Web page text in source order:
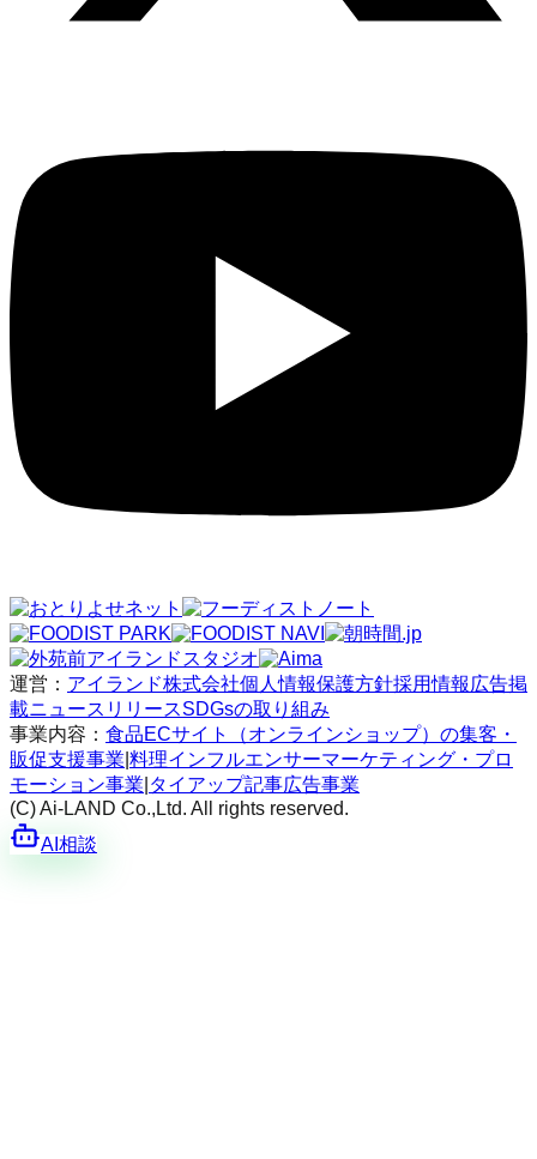
運営： アイランド株式会社個人情報保護方針採用情報 広告掲
載ニュースリリースSDGsの取り組み
事業内容： 食品ECサイト（オンラインショップ）の集客・
販促支援事業 料理インフルエンサーマーケティング・プロ
モーション事業 タイアップ記事広告事業
(C) Ai-LAND Co.,Ltd. All rights reserved.
AI相談